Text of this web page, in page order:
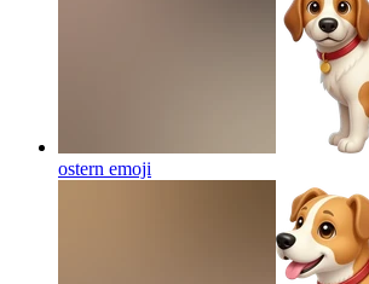
ostern emoji